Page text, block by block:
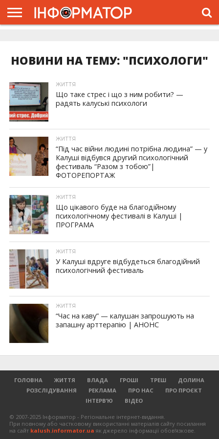
НОВИНИ НА ТЕМУ: "ПСИХОЛОГИ"
ЖИТТЯ
Що таке стрес і що з ним робити? —
радять калуські психологи
ЖИТТЯ
“Під час війни людині потрібна людина” — у
Калуші відбувся другий психологічний
фестиваль “Разом з тобою”|
ФОТОРЕПОРТАЖ
ЖИТТЯ
Що цікавого буде на благодійному
психологічному фестивалі в Калуші |
ПРОГРАМА
ЖИТТЯ
У Калуші вдруге відбудеться благодійний
психологічний фестиваль
ЖИТТЯ
“Час на каву” — калушан запрошують на
запашну арттерапію | АНОНС
ГОЛОВНА ЖИТТЯ ВЛАДА ГРОШІ ТРЕШ
ДОЛИНА
РОЗСЛІДУВАННЯ
РЕКЛАМА ПРО НАС
ПРО ПРОЄКТ
ІНТЕРВ’Ю
ВІДЕО
© 2007-2025 Інформатор - Регіональне інтернет-видання.
При повному або частковому використанні матеріалів сайту посилання
на сайт kalush.informator.ua як джерело інформації обов'язкове.